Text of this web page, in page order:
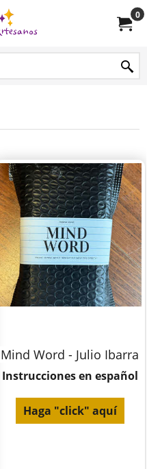
0
Mind Word - Julio Ibarra
Instrucciones en español
Haga "click" aquí